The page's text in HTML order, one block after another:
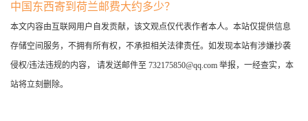
中国东西寄到荷兰邮费大约多少？
本文内容由互联网用户自发贡献，该文观点仅代表作者本人。本站仅提供信息
存储空间服务，不拥有所有权，不承担相关法律责任。如发现本站有涉嫌抄袭
侵权/违法违规的内容， 请发送邮件至 732175850@qq.com 举报，一经查实，本
站将立刻删除。